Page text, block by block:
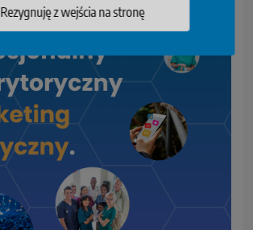
Rezygnuję z wejścia na stronę